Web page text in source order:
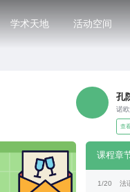
学术天地 活动空间
孔
诺
查
课程章
1/20 法